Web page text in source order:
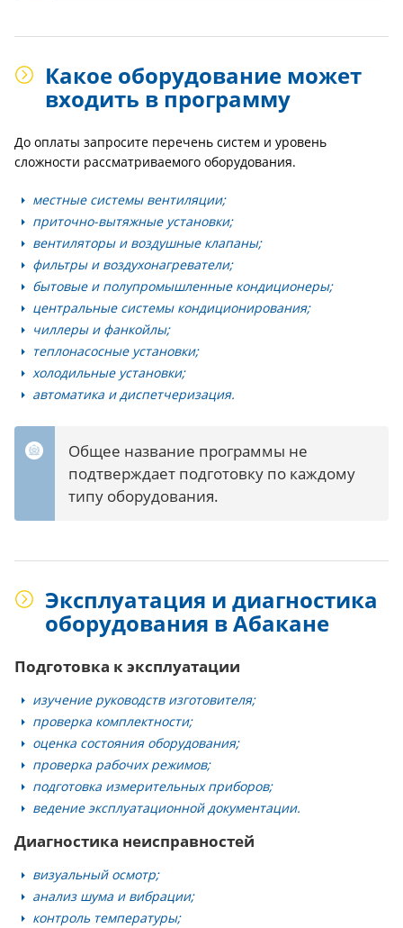
Какое оборудование может
входить в программу
До оплаты запросите перечень систем и уровень
сложности рассматриваемого оборудования.
местные системы вентиляции;
приточно-вытяжные установки;
вентиляторы и воздушные клапаны;
фильтры и воздухонагреватели;
бытовые и полупромышленные кондиционеры;
центральные системы кондиционирования;
чиллеры и фанкойлы;
теплонасосные установки;
холодильные установки;
автоматика и диспетчеризация.
Общее название программы не
подтверждает подготовку по каждому
типу оборудования.
Эксплуатация и диагностика
оборудования в Абакане
Подготовка к эксплуатации
изучение руководств изготовителя;
проверка комплектности;
оценка состояния оборудования;
проверка рабочих режимов;
подготовка измерительных приборов;
ведение эксплуатационной документации.
Диагностика неисправностей
визуальный осмотр;
анализ шума и вибрации;
контроль температуры;